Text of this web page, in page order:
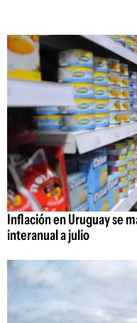
Inflación en Uruguay se
interanual a julio